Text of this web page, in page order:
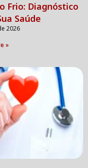
Frio: Diagnóstico
Saúde
2026
»